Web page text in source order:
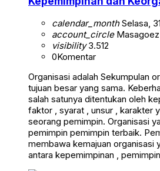
calendar_monthSelasa,
account_circleMasagoez
visibility3.512
0Komentar
Organisasi adalah Sekumpulan
tujuan besar yang sama.
salah satunya ditentukan oleh
faktor , syarat , unsur , karakter
seorang pemimpin. Organisasi
pemimpin pemimpin terbaik.
membawa kemajuan organisasi
antara kepemimpinan ,